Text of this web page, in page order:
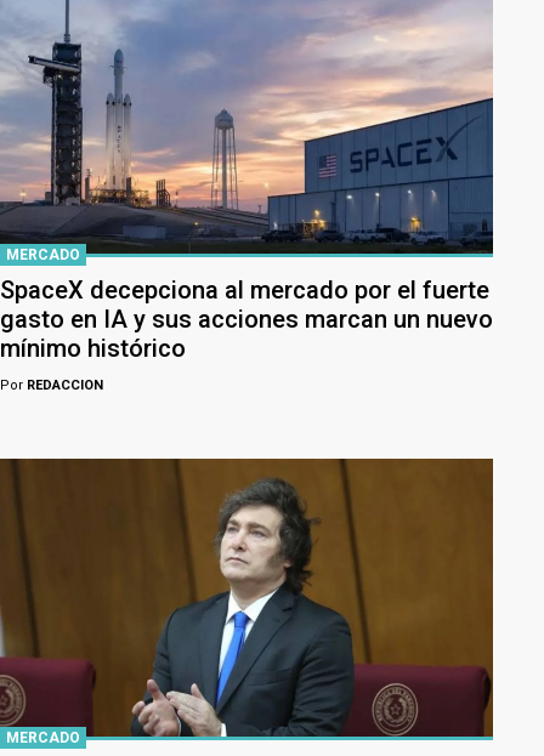
MERCADO
SpaceX decepciona al mercado por el fuerte
gasto en IA y sus acciones marcan un nuevo
mínimo histórico
Por REDACCION
MERCADO